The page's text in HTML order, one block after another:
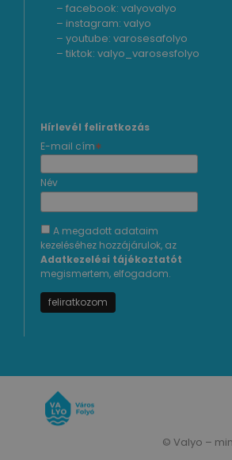
– facebook: valyovalyo
– instagram: valyo
– youtube: varosesafolyo
– tiktok: valyo_varosesfolyo
Hírlevél feliratkozás
E-mail cím*
Név
A megadott adataim
kezeléséhez hozzájárulok, az
Adatkezelési tájékoztatót
megismertem, elfogadom.
© Valyo –